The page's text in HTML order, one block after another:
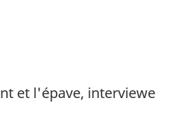
et l'épave, interviewe